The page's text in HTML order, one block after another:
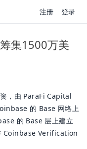
注册 登录
集1500万美
，由 ParaFi Capital
的 Base 网络上
的 Base 层上建立
Coinbase Verification